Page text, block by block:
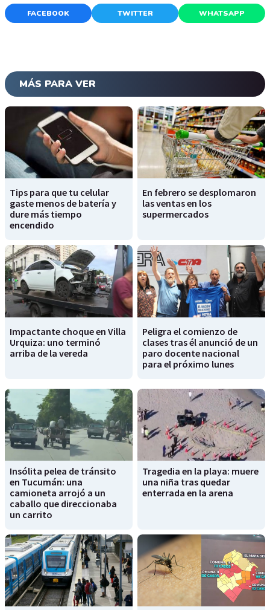
FACEBOOK TWITTER WHATSAPP
MÁS PARA VER
Tips para que tu celular
gaste menos de batería y
dure más tiempo
encendido
En febrero se desplomaron
las ventas en los
supermercados
Impactante choque en Villa
Urquiza: uno terminó
arriba de la vereda
Peligra el comienzo de
clases tras él anunció de un
paro docente nacional
para el próximo lunes
Insólita pelea de tránsito
en Tucumán: una
camioneta arrojó a un
caballo que direccionaba
un carrito
Tragedia en la playa: muere
una niña tras quedar
enterrada en la arena